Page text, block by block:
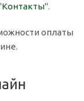
Контакты".
оплаты